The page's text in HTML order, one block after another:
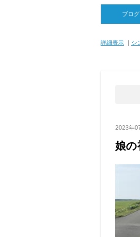
ブログ
詳細表示 シ
2023年
娘の